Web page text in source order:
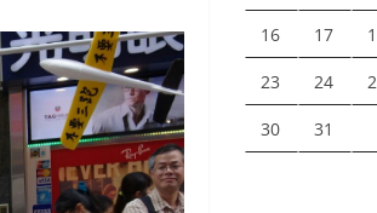
16 17
23 24
30 31